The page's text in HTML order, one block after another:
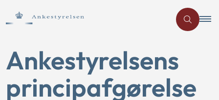
Ankestyrelsens
principafgørelse